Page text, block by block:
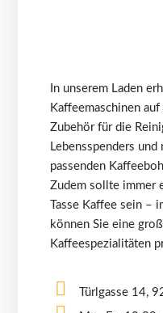
In unserem Laden
Kaffeemaschinen
Zubehör für die
Lebensspenders
passenden
Zudem sollte immer
Tasse Kaffee sein –
können Sie eine
Kaffeespezialitäten
Türlgasse 14,